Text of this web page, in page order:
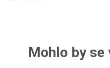
Mohlo by